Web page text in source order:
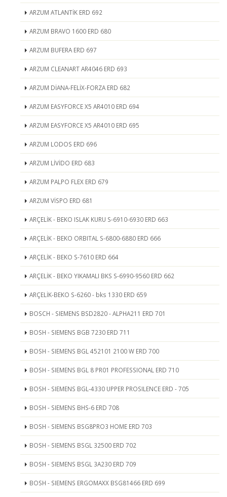
ARZUM ATLANTİK ERD 692
ARZUM BRAVO 1600 ERD 680
ARZUM BUFERA ERD 697
ARZUM CLEANART AR4046 ERD 693
ARZUM DİANA-FELİX-FORZA ERD 682
ARZUM EASYFORCE X5 AR4010 ERD 694
ARZUM EASYFORCE X5 AR4010 ERD 695
ARZUM LODOS ERD 696
ARZUM LİVİDO ERD 683
ARZUM PALPO FLEX ERD 679
ARZUM VİSPO ERD 681
ARÇELİK - BEKO ISLAK KURU S-6910-6930 ERD 663
ARÇELİK - BEKO ORBITAL S-6800-6880 ERD 666
ARÇELİK - BEKO S-7610 ERD 664
ARÇELİK - BEKO YIKAMALI BKS S-6990-9560 ERD 662
ARÇELİK-BEKO S-6260 - bks 1330 ERD 659
BOSCH - SIEMENS BSD2820 - ALPHA211 ERD 701
BOSH - SIEMENS BGB 7230 ERD 711
BOSH - SIEMENS BGL 452101 2100 W ERD 700
BOSH - SIEMENS BGL 8 PR01 PROFESSIONAL ERD 710
BOSH - SIEMENS BGL-4330 UPPER PROSILENCE ERD - 705
BOSH - SIEMENS BHS-6 ERD 708
BOSH - SIEMENS BSG8PRO3 HOME ERD 703
BOSH - SIEMENS BSGL 32500 ERD 702
BOSH - SIEMENS BSGL 3A230 ERD 709
BOSH - SIEMENS ERGOMAXX BSG81466 ERD 699